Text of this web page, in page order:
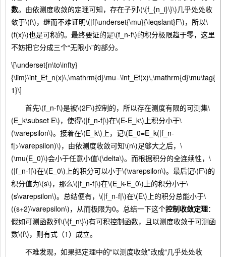
数。由依测度收敛的定理可知，存在子列\(\{f_{n_i}\}\)几乎处处收
敛于\(f\)，继而不难证明\(|f|\underset{\mu}{\leqslant}F\)，所以\
(f(x)\)也是可积的。最终要证的是\(f_n-f\)的积分极限趋于零，这里
不妨把它分成三个“无限小”的部分。
\[\underset{n\to\infty}
{\lim}\int_Ef_n(x)\,\mathrm{d}\mu=\int_Ef(x)\,\mathrm{d}\mu\tag{
1}\]
首先\(f_n-f\)是被\(2F\)控制的，所以存在测度有限的可测集\
(E_k\subset E\)，使得\(|f_n-f|\)在\(E-E_k\)上积分小于\
(\varepsilon\)。接着在\(E_k\)上，记\(E_0=E_k(|f_n-
f|>\varepsilon)\)，由依测度收敛可知\(n\)足够大之后，\
(\mu(E_0)\)会小于任意小值\(\delta\)。而根据积分的全连续性，\
(|f_n-f|\)在\(E_0\)上的积分可以小于\(\varepsilon\)。最后记\(F\)的
积分值为\(s\)，那么\(|f_n-f|\)在\(E_k-E_0\)上的积分小于\
(s\varepsilon\)。总结便有，\(|f_n-f|\)在\(E\)上的积分总能小于\
((s+2)\varepsilon\)，从而极限为0。总结一下这个控制收敛定理：
假如可测函数列\(\{f_n\}\)有可积控制函数，且以测度收敛于可测函
数\(f\)，则有式（1）成立。
不难发现，如果把定理中的“以测度收敛”改成“几乎处处收